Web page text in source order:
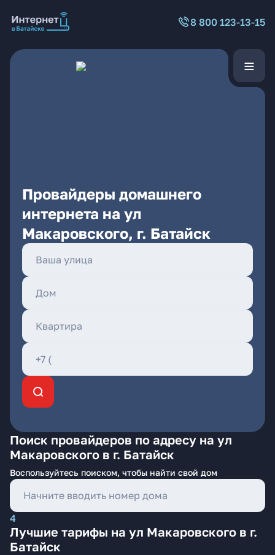
8 800 123-13-15
Провайдеры домашнего
интернета на ул
Макаровского, г. Батайск
Поиск провайдеров по адресу на ул
Макаровского в г. Батайск
Воспользуйтесь поиском, чтобы найти свой дом
4
Лучшие тарифы на ул Макаровского в г.
Батайск